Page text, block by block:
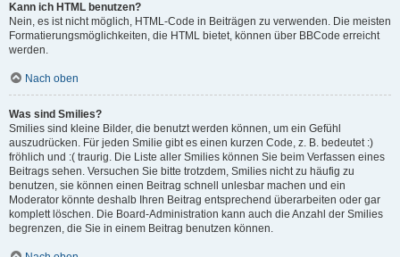
Kann ich HTML benutzen?
Nein, es ist nicht möglich, HTML-Code in Beiträgen zu verwenden. Die meisten
Formatierungsmöglichkeiten, die HTML bietet, können über BBCode erreicht
werden.
Nach oben
Was sind Smilies?
Smilies sind kleine Bilder, die benutzt werden können, um ein Gefühl
auszudrücken. Für jeden Smilie gibt es einen kurzen Code, z. B. bedeutet :)
fröhlich und :( traurig. Die Liste aller Smilies können Sie beim Verfassen eines
Beitrags sehen. Versuchen Sie bitte trotzdem, Smilies nicht zu häufig zu
benutzen, sie können einen Beitrag schnell unlesbar machen und ein
Moderator könnte deshalb Ihren Beitrag entsprechend überarbeiten oder gar
komplett löschen. Die Board-Administration kann auch die Anzahl der Smilies
begrenzen, die Sie in einem Beitrag benutzen können.